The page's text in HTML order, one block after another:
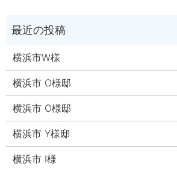
横浜市W様
横浜市 O様邸
横浜市 O様邸
横浜市 Y様邸
横浜市 I様